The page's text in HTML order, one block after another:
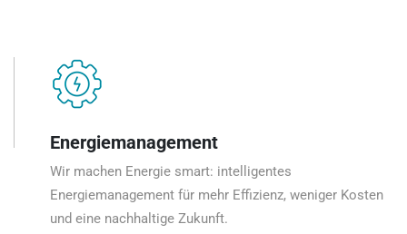
Energiemanagement
Wir machen Energie smart: intelligentes
Energiemanagement für mehr Effizienz, weniger Kosten
und eine nachhaltige Zukunft.